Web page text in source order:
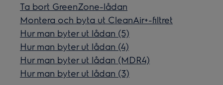
Ta bort GreenZone-lådan
Montera och byta ut CleanAir+-filtret
Hur man byter ut lådan (5)
Hur man byter ut lådan (4)
Hur man byter ut lådan (MDR4)
Hur man byter ut lådan (3)